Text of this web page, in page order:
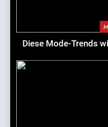
Diese Mode-Trends